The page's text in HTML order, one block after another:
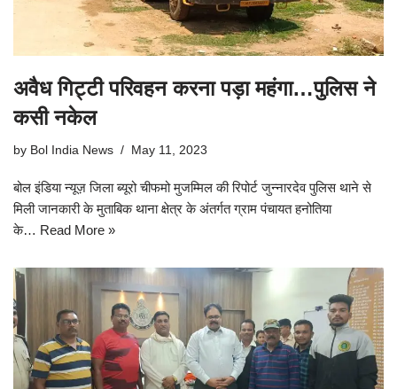
अवैध गिट्टी परिवहन करना पड़ा महंगा…पुलिस ने
कसी नकेल
by Bol India News May 11, 2023
बोल इंडिया न्यूज़ जिला ब्यूरो चीफमो मुजम्मिल की रिपोर्ट जुन्नारदेव पुलिस थाने से
मिली जानकारी के मुताबिक थाना क्षेत्र के अंतर्गत ग्राम पंचायत हनोतिया
के… Read More »